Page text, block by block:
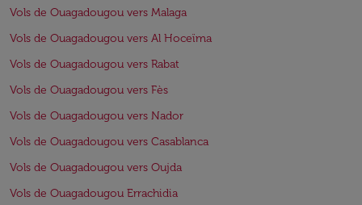
Vols de Ouagadougou vers Malaga
Vols de Ouagadougou vers Al Hoceïma
Vols de Ouagadougou vers Rabat
Vols de Ouagadougou vers Fès
Vols de Ouagadougou vers Nador
Vols de Ouagadougou vers Casablanca
Vols de Ouagadougou vers Oujda
Vols de Ouagadougou Errachidia